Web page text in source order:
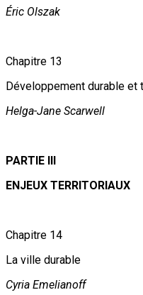
Éric Olszak
Chapitre 13
Développement durable
Helga-Jane Scarwell
PARTIE III
ENJEUX TERRITORIAUX
Chapitre 14
La ville durable
Cyria Emelianoff